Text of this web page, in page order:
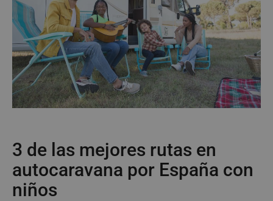
3 de las mejores rutas en
autocaravana por España con
niños